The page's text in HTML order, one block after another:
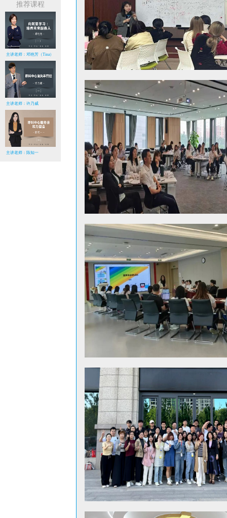
推荐课程
主讲老师：邓艳芳（Tina）
主讲老师：许乃威
主讲老师：陈知一